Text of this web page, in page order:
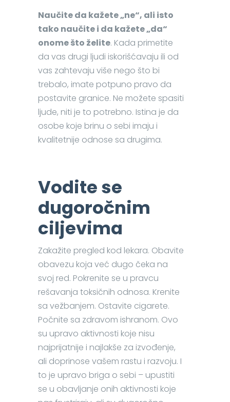
Naučite da kažete „ne“, ali isto
tako naučite i da kažete „da“
onome što želite. Kada primetite
da vas drugi ljudi iskorišćavaju ili od
vas zahtevaju više nego što bi
trebalo, imate potpuno pravo da
postavite granice. Ne možete spasiti
ljude, niti je to potrebno. Istina je da
osobe koje brinu o sebi imaju i
kvalitetnije odnose sa drugima.
Vodite se
dugoročnim
ciljevima
Zakažite pregled kod lekara. Obavite
obavezu koja već dugo čeka na
svoj red. Pokrenite se u pravcu
rešavanja toksičnih odnosa. Krenite
sa vežbanjem. Ostavite cigarete.
Počnite sa zdravom ishranom. Ovo
su upravo aktivnosti koje nisu
najprijatnije i najlakše za izvođenje,
ali doprinose vašem rastu i razvoju. I
to je upravo briga o sebi – upustiti
se u obavljanje onih aktivnosti koje